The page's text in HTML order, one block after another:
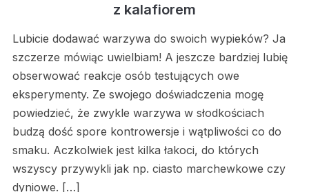
z kalafiorem
Lubicie dodawać warzywa do swoich wypieków? Ja
szczerze mówiąc uwielbiam! A jeszcze bardziej lubię
obserwować reakcje osób testujących owe
eksperymenty. Ze swojego doświadczenia mogę
powiedzieć, że zwykle warzywa w słodkościach
budzą dość spore kontrowersje i wątpliwości co do
smaku. Aczkolwiek jest kilka łakoci, do których
wszyscy przywykli jak np. ciasto marchewkowe czy
dyniowe. […]